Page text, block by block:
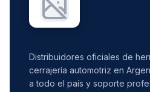
Distribuidores oficiales de
cerrajería automotriz en
a todo el país y soporte